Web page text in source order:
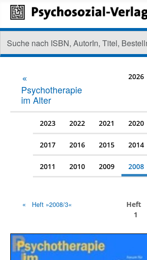
Psychotherapie
im Alter
2026
2023 2022 2021 2020
2017 2016 2015 2014
2011 2010 2009 2008
Heft »2008/3«
Heft
1